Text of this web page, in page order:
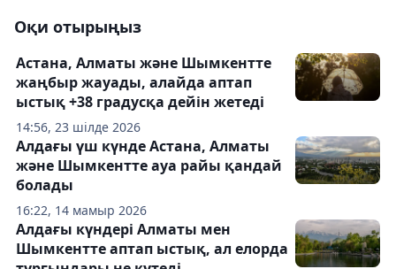
Оқи отырыңыз
14:56, 23 шілде 2026
Астана, Алматы және Шымкентте
жаңбыр жауады, алайда аптап
ыстық +38 градусқа дейін жетеді
16:22, 14 мамыр 2026
Алдағы үш күнде Астана, Алматы
және Шымкентте ауа райы қандай
болады
Алдағы күндері Алматы мен
Шымкентте аптап ыстық, ал елорда